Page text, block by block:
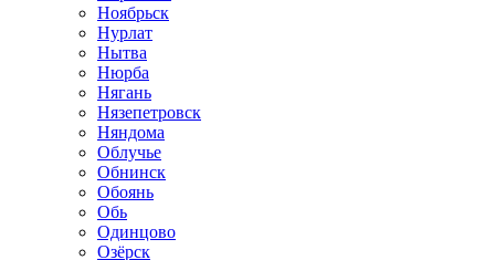
Ноябрьск
Нурлат
Нытва
Нюрба
Нягань
Нязепетровск
Няндома
Облучье
Обнинск
Обоянь
Обь
Одинцово
Озёрск